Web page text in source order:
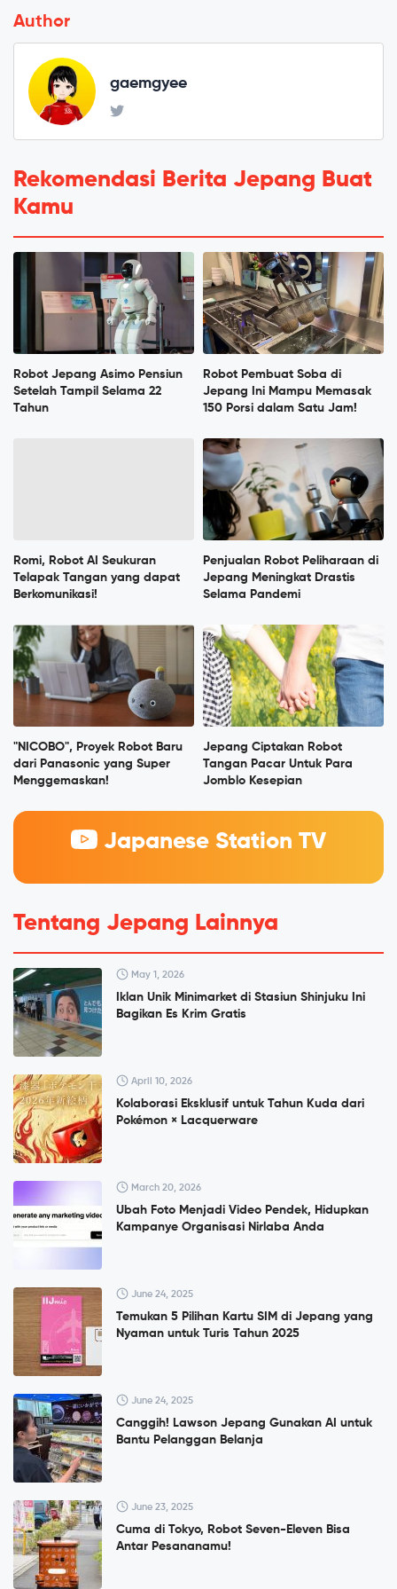
Author
gaemgyee
Rekomendasi Berita Jepang Buat
Kamu
Robot Jepang Asimo Pensiun
Setelah Tampil Selama 22
Tahun
Robot Pembuat Soba di
Jepang Ini Mampu Memasak
150 Porsi dalam Satu Jam!
Romi, Robot AI Seukuran
Telapak Tangan yang dapat
Berkomunikasi!
Penjualan Robot Peliharaan di
Jepang Meningkat Drastis
Selama Pandemi
"NICOBO", Proyek Robot Baru
dari Panasonic yang Super
Menggemaskan!
Jepang Ciptakan Robot
Tangan Pacar Untuk Para
Jomblo Kesepian
Japanese Station TV
Tentang Jepang Lainnya
May 1, 2026
Iklan Unik Minimarket di Stasiun Shinjuku Ini
Bagikan Es Krim Gratis
April 10, 2026
Kolaborasi Eksklusif untuk Tahun Kuda dari
Pokémon × Lacquerware
March 20, 2026
Ubah Foto Menjadi Video Pendek, Hidupkan
Kampanye Organisasi Nirlaba Anda
June 24, 2025
Temukan 5 Pilihan Kartu SIM di Jepang yang
Nyaman untuk Turis Tahun 2025
June 24, 2025
Canggih! Lawson Jepang Gunakan AI untuk
Bantu Pelanggan Belanja
June 23, 2025
Cuma di Tokyo, Robot Seven-Eleven Bisa
Antar Pesananamu!